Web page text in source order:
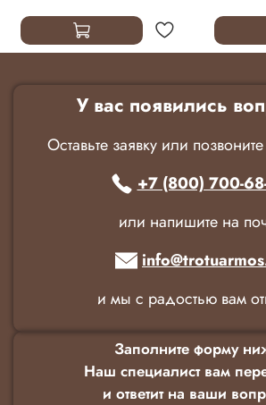
У вас появились
Оставьте заявку или
+7 (800) 700-
или напишите на
и мы с радостью вам
Заполните форму
Наш специалист вам
и ответит на ваши